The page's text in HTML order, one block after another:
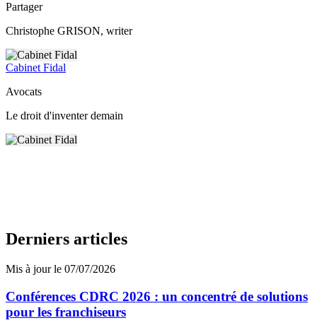
Partager
Christophe GRISON, writer
Cabinet Fidal
Avocats
Le droit d'inventer demain
Derniers articles
Mis à jour le 07/07/2026
Conférences CDRC 2026 : un concentré de solutions
pour les franchiseurs